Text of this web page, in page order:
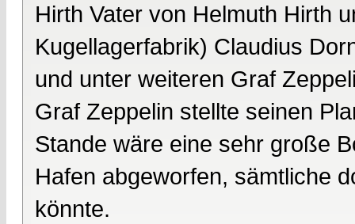
Hirth Vater von Helmuth Hirth
Kugellagerfabrik) Claudius
und unter weiteren Graf
Graf Zeppelin stellte seinen
Stande wäre eine sehr große
Hafen abgeworfen, sämtliche
könnte.